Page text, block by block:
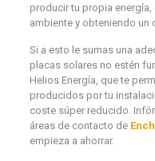
producir tu propia
ambiente y obteniendo un
Si a esto le sumas una
placas solares no estén
Helios Energía, que te
producidos por tu
coste súper reducido.
áreas de contacto de
empieza a ahorrar.